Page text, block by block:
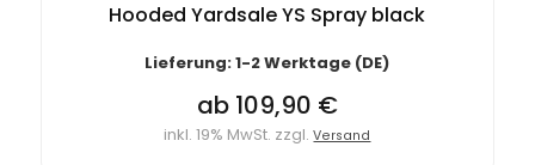
Hooded Yardsale YS Spray black
Lieferung: 1-2 Werktage (DE)
ab 109,90 €
inkl. 19% MwSt. zzgl.Versand